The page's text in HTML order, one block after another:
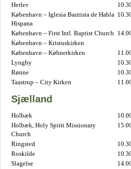
Herlev
København – Iglesia Bautista de Habla
Hispana
København – First Intl. Baptist Church
København – Kristuskirken
København – Købnerkirken
Lyngby
Rønne
Taastrup – City Kirken
Sjælland
Holbæk
Holbæk, Holy Spirit Missionary
Church
Ringsted
Roskilde
Slagelse